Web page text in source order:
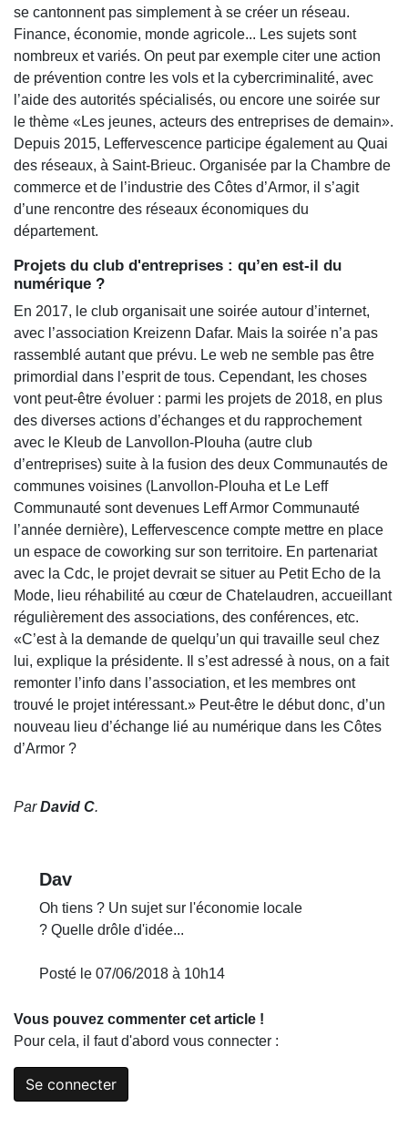
se cantonnent pas simplement à se créer un réseau.
Finance, économie, monde agricole... Les sujets sont
nombreux et variés. On peut par exemple citer une action
de prévention contre les vols et la cybercriminalité, avec
l’aide des autorités spécialisés, ou encore une soirée sur
le thème «Les jeunes, acteurs des entreprises de demain».
Depuis 2015, Leffervescence participe également au Quai
des réseaux, à Saint-Brieuc. Organisée par la Chambre de
commerce et de l’industrie des Côtes d’Armor, il s’agit
d’une rencontre des réseaux économiques du
département.
Projets du club d'entreprises : qu’en est-il du
numérique ?
En 2017, le club organisait une soirée autour d’internet,
avec l’association Kreizenn Dafar. Mais la soirée n’a pas
rassemblé autant que prévu. Le web ne semble pas être
primordial dans l’esprit de tous. Cependant, les choses
vont peut-être évoluer : parmi les projets de 2018, en plus
des diverses actions d’échanges et du rapprochement
avec le Kleub de Lanvollon-Plouha (autre club
d’entreprises) suite à la fusion des deux Communautés de
communes voisines (Lanvollon-Plouha et Le Leff
Communauté sont devenues Leff Armor Communauté
l’année dernière), Leffervescence compte mettre en place
un espace de coworking sur son territoire. En partenariat
avec la Cdc, le projet devrait se situer au Petit Echo de la
Mode, lieu réhabilité au cœur de Chatelaudren, accueillant
régulièrement des associations, des conférences, etc.
«C’est à la demande de quelqu’un qui travaille seul chez
lui, explique la présidente. Il s’est adressé à nous, on a fait
remonter l’info dans l’association, et les membres ont
trouvé le projet intéressant.» Peut-être le début donc, d’un
nouveau lieu d’échange lié au numérique dans les Côtes
d’Armor ?
ParDavid C.
Dav
Oh tiens ? Un sujet sur l'économie locale
? Quelle drôle d'idée...
Posté le 07/06/2018 à 10h14
Vous pouvez commenter cet article !
Pour cela, il faut d'abord vous connecter :
Se connecter